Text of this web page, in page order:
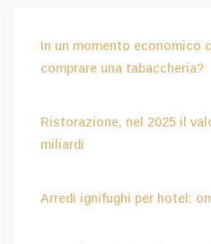
In un momento economico
comprare una tabaccheria?
Ristorazione, nel 2025 il
miliardi
Arredi ignifughi per hotel: